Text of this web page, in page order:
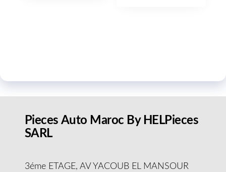
Pieces Auto Maroc By HELPieces
SARL
3éme ETAGE, AV YACOUB EL MANSOUR